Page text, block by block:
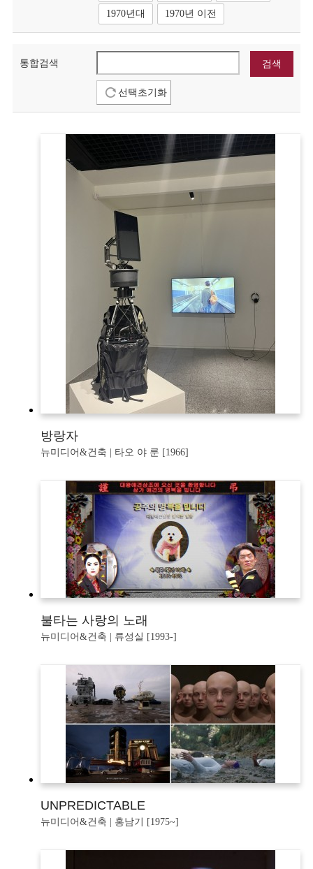
1970년대 1970년 이전
통합검색
선택초기화
방랑자
뉴미디어&건축 | 타오 야 룬 [1966]
불타는 사랑의 노래
뉴미디어&건축 | 류성실 [1993-]
UNPREDICTABLE
뉴미디어&건축 | 홍남기 [1975~]